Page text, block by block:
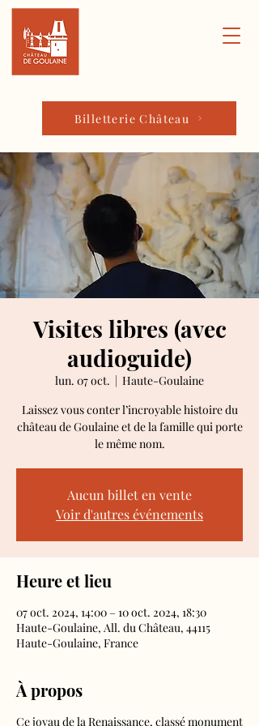
Billetterie Château
Visites libres (avec
audioguide)
lun. 07 oct.
  |
Haute-Goulaine
Laissez vous conter l’incroyable histoire du
château de Goulaine et de la famille qui porte
le même nom.
Aucun billet en vente
Voir d'autres événements
Heure et lieu
07 oct. 2024, 14:00 – 10 oct. 2024, 18:30
Haute-Goulaine, All. du Château, 44115
Haute-Goulaine, France
À propos
Ce joyau de la Renaissance, classé monument